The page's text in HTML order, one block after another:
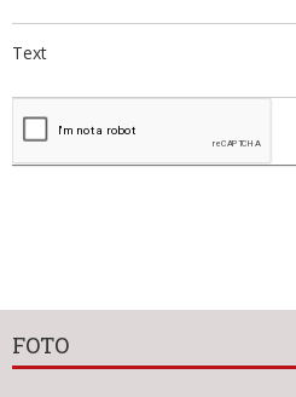
Text
FOTO